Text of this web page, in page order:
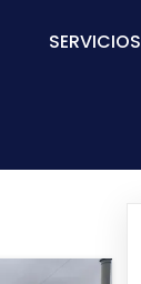
SERVICIOS